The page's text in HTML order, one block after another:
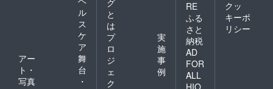
ル
ス
ケ
ア
アー
ト・
写真
舞
台
・
グ
と
は
プ
ロ
ジ
ェ
ク
実
施
事
例
RE
ふる
さと
納税
AD
FOR
ALL
クッ
キーポ
リシー